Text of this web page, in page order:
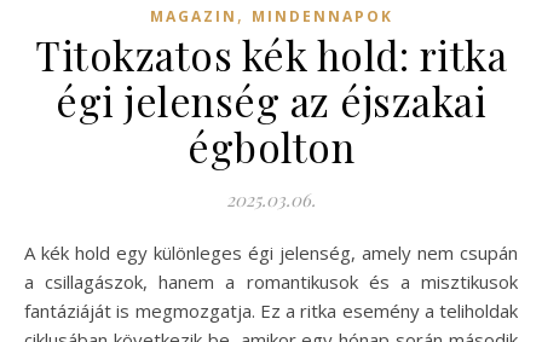
MAGAZIN , MINDENNAPOK
Titokzatos kék hold: ritka
égi jelenség az éjszakai
égbolton
2025.03.06.
A kék hold egy különleges égi jelenség, amely nem csupán
a csillagászok, hanem a romantikusok és a misztikusok
fantáziáját is megmozgatja. Ez a ritka esemény a teliholdak